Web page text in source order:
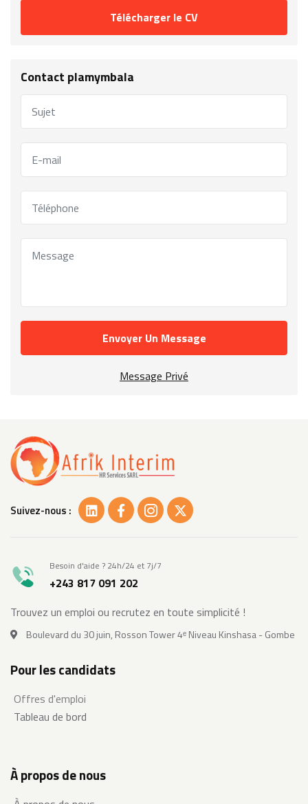
Télécharger le CV
Contact plamymbala
Envoyer Un Message
Message Privé
Suivez-nous :
Besoin d'aide ? 24h/24 et 7j/7
+243 817 091 202
Trouvez un emploi ou recrutez en toute simplicité !
Boulevard du 30 juin, Rosson Tower 4ᵉ Niveau Kinshasa - Gombe
Pour les candidats
Offres d'emploi
Tableau de bord
À propos de nous